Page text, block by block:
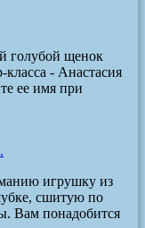
голубой щенок
- Анастасия
ее имя при
игрушку из
сшитую по
Вам понадобится